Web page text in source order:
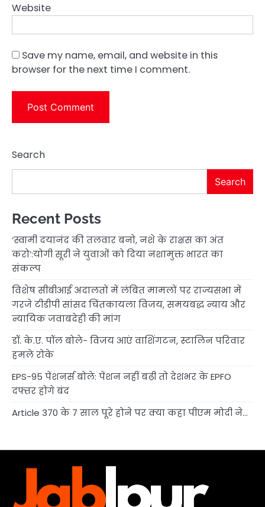
Website
Save my name, email, and website in this
browser for the next time I comment.
Search
Search
Recent Posts
‘स्वामी दयानंद की तलवार बनो, नशे के राक्षस का अंत
करो’:योगी सूरी ने युवाओं को दिया नशामुक्त भारत का
संकल्प
विशेष सीबीआई अदालतों में लंबित मामलों पर राज्यसभा में
गरजे टीडीपी सांसद चिंतकायला विजय, समयबद्ध न्याय और
न्यायिक जवाबदेही की मांग
डॉ. के.ए. पॉल बोले- विजय आएं वाशिंगटन, स्टालिन परिवार
हमले रोके
EPS-95 पेंशनर्स बोले: पेंशन नहीं बढ़ी तो देशभर के EPFO
दफ्तर होंगे बंद
Article 370 के 7 साल पूरे होने पर क्या कहा पीएम मोदी ने…